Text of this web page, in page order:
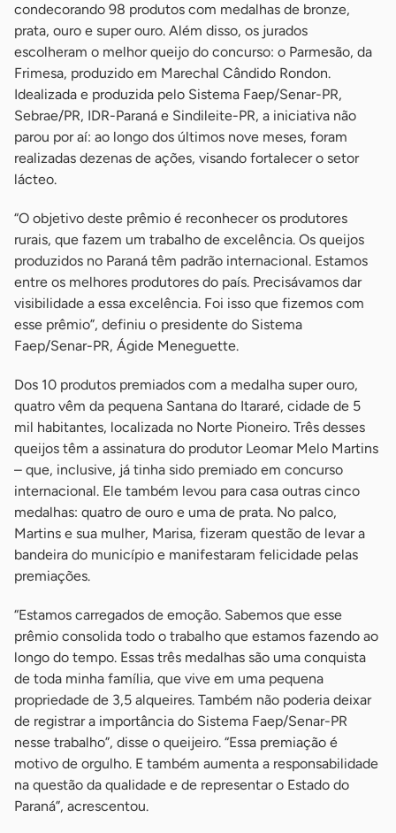
condecorando 98 produtos com medalhas de bronze,
prata, ouro e super ouro. Além disso, os jurados
escolheram o melhor queijo do concurso: o Parmesão, da
Frimesa, produzido em Marechal Cândido Rondon.
Idealizada e produzida pelo Sistema Faep/Senar-PR,
Sebrae/PR, IDR-Paraná e Sindileite-PR, a iniciativa não
parou por aí: ao longo dos últimos nove meses, foram
realizadas dezenas de ações, visando fortalecer o setor
lácteo.
“O objetivo deste prêmio é reconhecer os produtores
rurais, que fazem um trabalho de excelência. Os queijos
produzidos no Paraná têm padrão internacional. Estamos
entre os melhores produtores do país. Precisávamos dar
visibilidade a essa excelência. Foi isso que fizemos com
esse prêmio”, definiu o presidente do Sistema
Faep/Senar-PR, Ágide Meneguette.
Dos 10 produtos premiados com a medalha super ouro,
quatro vêm da pequena Santana do Itararé, cidade de 5
mil habitantes, localizada no Norte Pioneiro. Três desses
queijos têm a assinatura do produtor Leomar Melo Martins
– que, inclusive, já tinha sido premiado em concurso
internacional. Ele também levou para casa outras cinco
medalhas: quatro de ouro e uma de prata. No palco,
Martins e sua mulher, Marisa, fizeram questão de levar a
bandeira do município e manifestaram felicidade pelas
premiações.
“Estamos carregados de emoção. Sabemos que esse
prêmio consolida todo o trabalho que estamos fazendo ao
longo do tempo. Essas três medalhas são uma conquista
de toda minha família, que vive em uma pequena
propriedade de 3,5 alqueires. Também não poderia deixar
de registrar a importância do Sistema Faep/Senar-PR
nesse trabalho”, disse o queijeiro. “Essa premiação é
motivo de orgulho. E também aumenta a responsabilidade
na questão da qualidade e de representar o Estado do
Paraná”, acrescentou.